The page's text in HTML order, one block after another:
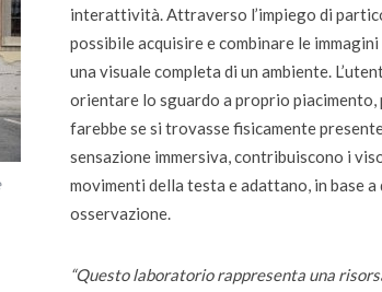
interattività. Attraverso l’impiego di
possibile acquisire e combinare le
una visuale completa di un ambiente.
orientare lo sguardo a proprio piacimento,
farebbe se si trovasse fisicamente
sensazione immersiva, contribuiscono i
movimenti della testa e adattano, in base
osservazione.
“Questo laboratorio rappresenta una